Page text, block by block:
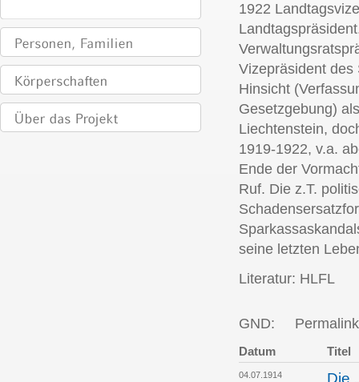
1922
Vizepräsident des
Hinsicht
Gesetzgebung)
Liechtenstein,
1919-1922, v.a.
Ende der
Ruf. Die z.T.
seine letzten
Literatur: HLFL
GND:
Datum Titel
04.07.1914
Die